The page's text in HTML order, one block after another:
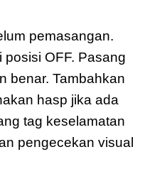
pemasangan.
OFF. Pasang
benar. Tambahkan
hasp jika ada
tag keselamatan
pengecekan visual